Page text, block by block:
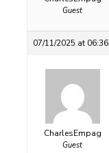
Guest
07/11/2025 at 06:36
CharlesEmpag
Guest